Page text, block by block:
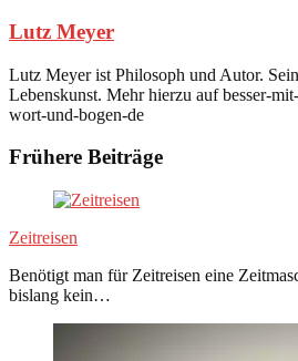
Lutz Meyer
Lutz Meyer ist Philosoph und Autor.
Lebenskunst. Mehr hierzu auf besser-
wort-und-bogen-de
Frühere Beiträge
Zeitreisen
Benötigt man für Zeitreisen eine
bislang kein…